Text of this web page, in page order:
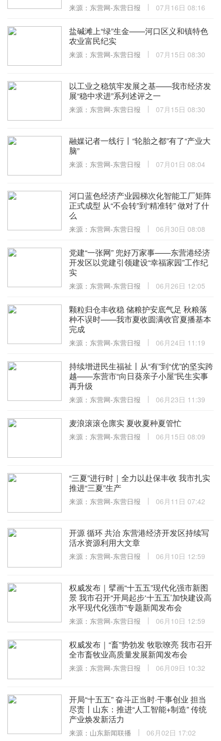
来源：东营网-东营日报 07月16日 08:16
盐碱滩上“绿”生金——河口区义和镇特色
农业富民纪实
来源：东营网-东营日报 07月15日 08:30
以工业之稳筑牢发展之基——我市经济发
展“稳中求进”系列述评之一
来源：东营网-东营日报 07月15日 08:30
融媒记者一线行丨“轮胎之都”有了“产业大
脑”
来源：东营网-东营日报 07月01日 08:04
河口蓝色经济产业园梯次化智能工厂矩阵
正式成型 从“不会转”到“精准转” 做对了什
么
来源：东营网-东营日报 06月30日 08:08
党建“一张网” 兜好万家事——东营港经济
开发区以党建引领建设“幸福家园”工作纪
实
来源：东营网-东营日报 06月26日 12:05
颗粒归仓丰收稳 储粮护安底气足 秋粮落
种不误时——我市夏收圆满收官夏播基本
完成
来源：东营网-东营日报 06月24日 11:19
持续增进民生福祉丨从“有”到“优”的坚实跨
越——东营市“向日葵亲子小屋”民生实事
再升级
来源：东营网-东营日报 06月23日 11:39
麦浪滚滚仓廪实 夏收夏种夏管忙
来源：东营网-东营日报 06月15日 08:09
“三夏”进行时｜全力以赴保丰收 我市扎实
推进“三夏”生产
来源：东营网-东营日报 06月11日 07:42
开源 循环 共治 东营港经济开发区持续写
活水资源利用大文章
来源：东营网-东营日报 06月10日 12:59
权威发布｜擘画“十五五”现代化强市新图
景 我市召开“开局起步‘十五五’加快建设高
水平现代化强市”专题新闻发布会
来源：东营网-东营日报 06月10日 12:59
权威发布｜“畜”势勃发 牧歌嘹亮 我市召开
全市畜牧业高质量发展新闻发布会
来源：东营网-东营日报 06月09日 10:32
开局“十五五” 奋斗正当时·干事创业 担当
尽责丨山东：推进“人工智能+制造” 传统
产业焕发新活力
来源：山东新闻联播 06月02日 17:02